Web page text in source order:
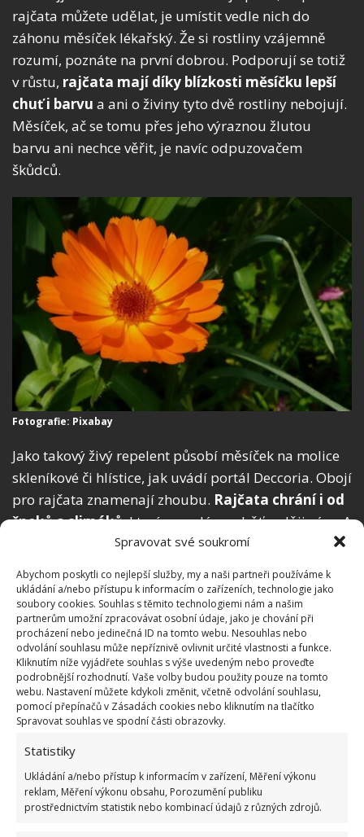
Spravovat své soukromí
Abychom poskytli co nejlepší služby, my a naši partneři používáme k
ukládání a/nebo přístupu k informacím o zařízeních, technologie jako
soubory cookies. Souhlas s těmito technologiemi nám a našim
partnerům umožní zpracovávat osobní údaje, jako je chování při
procházení nebo jedinečná ID na tomto webu. Nesouhlas nebo
odvolání souhlasu může nepříznivě ovlivnit určité vlastnosti a funkce.
Kliknutím níže vyjádřete souhlas s výše uvedeným nebo proveďte
podrobnější rozhodnutí. Vaše volby budou použity pouze na tomto
webu. Nastavení můžete kdykoli změnit, včetně odvolání souhlasu,
pomocí přepínačů v Zásadách cookies nebo kliknutím na tlačítko
Spravovat souhlas ve spodní části obrazovky.
Statistiky
Ukládání a/nebo přístup k informacím v zařízení, Měření výkonu
reklam, Měření výkonu obsahu, Porozumění publiku
prostřednictvím statistik nebo kombinací údajů z různých zdrojů.
rajčata můžete udělat, je umístit vedle nich do
záhonu měsíček lékařský. Že si rostliny vzájemně
rozumí, poznáte na první dobrou. Podporují se totiž
v růstu, rajčata mají díky blízkosti měsíčku lepší
chuť i barvu a ani o živiny tyto dvě rostliny nebojují.
Měsíček, ač se tomu přes jeho výraznou žlutou
barvu ani nechce věřit, je navíc odpuzovačem
škůdců.
Fotografie: Pixabay
Jako takový živý repelent působí měsíček na molice
skleníkové či hlístice, jak uvádí portál Deccoria. Obojí
pro rajčata znamenají zhoubu. Rajčata chrání i od
šneků a slimáků, kterým padá za oběť raději sám. A
jako třešinka na dortu láká měsíček vhodné
opylovače, díky kterým rajčata prospívají a zrají do
chuti a krásy.
Zdroje:TheSpruce,Deccoria